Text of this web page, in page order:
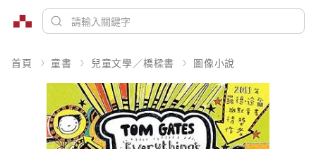
首頁 童書 兒童文學／橋樑書 圖像小說